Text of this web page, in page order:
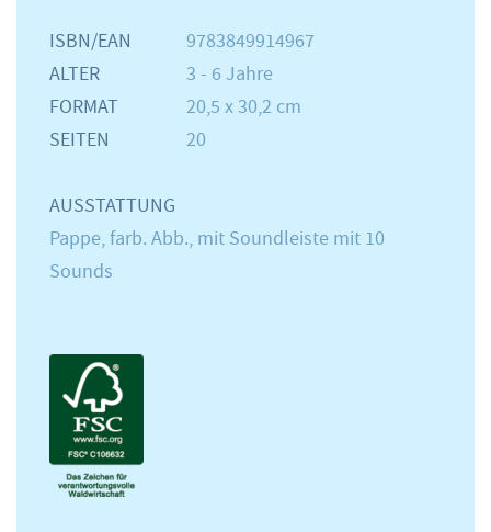
ISBN/EAN
9783849914967
ALTER
3 - 6 Jahre
FORMAT
20,5 x 30,2 cm
SEITEN
20
AUSSTATTUNG
Pappe, farb. Abb., mit Soundleiste mit 10
Sounds